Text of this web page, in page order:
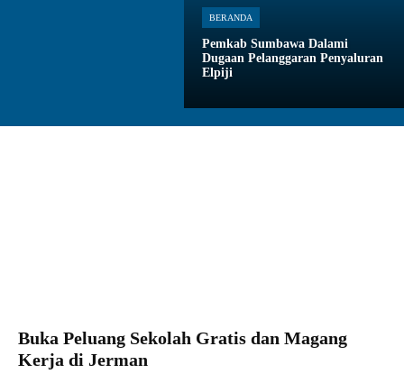
BERANDA
Pemkab Sumbawa Dalami
Dugaan Pelanggaran Penyaluran
Elpiji
Buka Peluang Sekolah Gratis dan Magang
Kerja di Jerman